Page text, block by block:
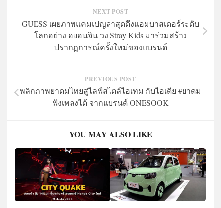
NEXT POST
GUESS เผยภาพแคมเปญล่าสุดดึงแอมบาสเดอร์ระดับ
โลกอย่าง ฮยอนจิน วง Stray Kids มาร่วมสร้าง
ปรากฏการณ์ครั้งใหม่ของแบรนด์
PREVIOUS POST
พลิกภาพยาดมไทยสู่ไลฟ์สไตล์ไอเทม กับไอเดีย #ยาดม
ฟังเพลงได้ จากแบรนด์ ONESOOK
YOU MAY ALSO LIKE